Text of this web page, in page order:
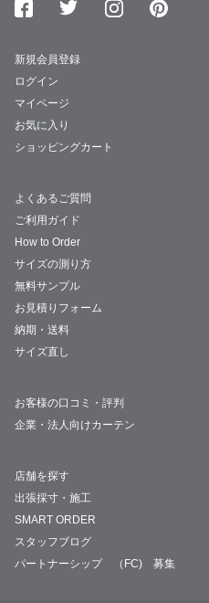
新規会員登録
ログイン
マイページ
お気に入り
ショッピングカート
よくあるご質問
ご利用ガイド
How to Order
サイズの測り方
無料サンプル
お見積りフォーム
納期・送料
サイズ直し
お客様の口コミ・評判
企業・法人向けカーテン
店舗を探す
出張採寸・施工
SMART ORDER
スタッフブログ
パートナーシップ （FC) 募集